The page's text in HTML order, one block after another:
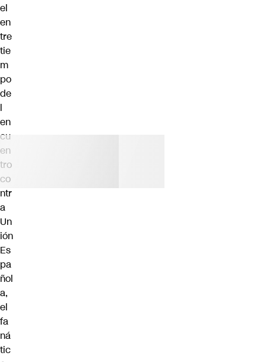
el
en
tre
tie
m
po
de
l
en
cu
en
tro
co
ntr
a
Un
ión
Es
pa
ñol
a,
el
fa
ná
tic